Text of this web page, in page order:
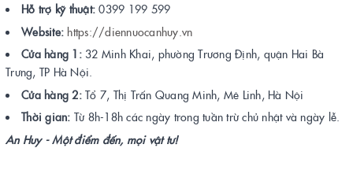
Hỗ trợ kỹ thuật: 0399 199 599
Website: https://diennuocanhuy.vn
Cửa hàng 1: 32 Minh Khai, phường Trương Định, quận Hai Bà
Trưng, TP Hà Nội.
Cửa hàng 2: Tổ 7, Thị Trấn Quang Minh, Mê Linh, Hà Nội
Thời gian: Từ 8h-18h các ngày trong tuần trừ chủ nhật và ngày lễ.
An Huy - Một điểm đến, mọi vật tư!